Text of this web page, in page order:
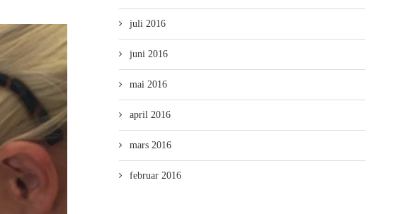
juli 2016
juni 2016
mai 2016
april 2016
mars 2016
februar 2016